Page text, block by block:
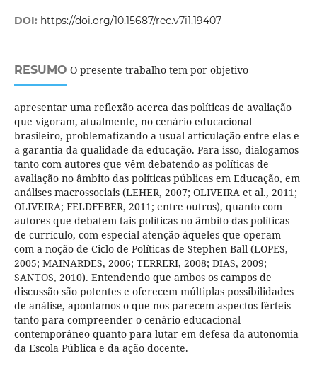
DOI: https://doi.org/10.15687/rec.v7i1.19407
RESUMO O presente trabalho tem por objetivo
apresentar uma reflexão acerca das políticas de avaliação
que vigoram, atualmente, no cenário educacional
brasileiro, problematizando a usual articulação entre elas e
a garantia da qualidade da educação. Para isso, dialogamos
tanto com autores que vêm debatendo as políticas de
avaliação no âmbito das políticas públicas em Educação, em
análises macrossociais (LEHER, 2007; OLIVEIRA et al., 2011;
OLIVEIRA; FELDFEBER, 2011; entre outros), quanto com
autores que debatem tais políticas no âmbito das políticas
de currículo, com especial atenção àqueles que operam
com a noção de Ciclo de Políticas de Stephen Ball (LOPES,
2005; MAINARDES, 2006; TERRERI, 2008; DIAS, 2009;
SANTOS, 2010). Entendendo que ambos os campos de
discussão são potentes e oferecem múltiplas possibilidades
de análise, apontamos o que nos parecem aspectos férteis
tanto para compreender o cenário educacional
contemporâneo quanto para lutar em defesa da autonomia
da Escola Pública e da ação docente.